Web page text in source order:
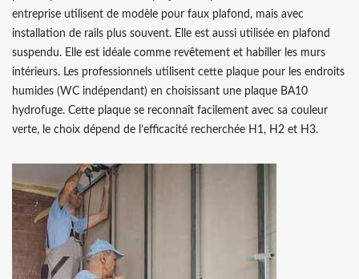
entreprise utilisent de modèle pour faux plafond, mais avec
installation de rails plus souvent. Elle est aussi utilisée en plafond
suspendu. Elle est idéale comme revêtement et habiller les murs
intérieurs. Les professionnels utilisent cette plaque pour les endroits
humides (WC indépendant) en choisissant une plaque BA10
hydrofuge. Cette plaque se reconnaît facilement avec sa couleur
verte, le choix dépend de l’efficacité recherchée H1, H2 et H3.